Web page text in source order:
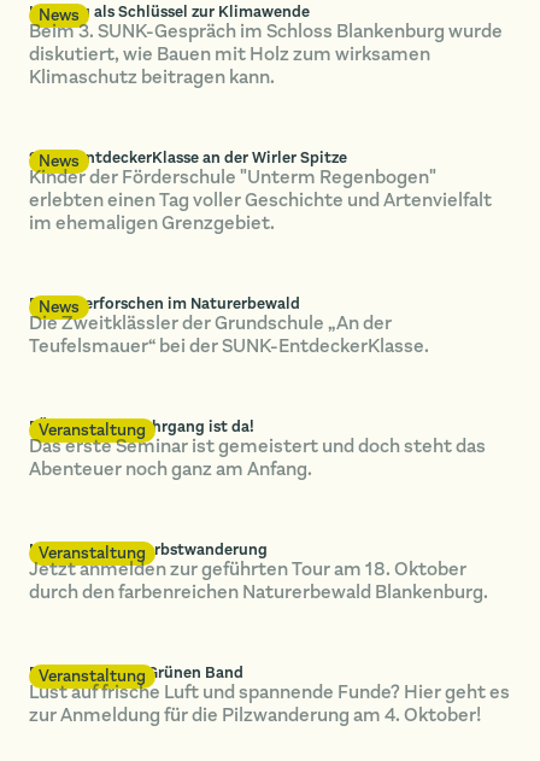
News
Holzbau als Schlüssel zur Klimawende
Beim 3. SUNK-Gespräch im Schloss Blankenburg wurde
diskutiert, wie Bauen mit Holz zum wirksamen
Klimaschutz beitragen kann.
News
SUNK-EntdeckerKlasse an der Wirler Spitze
Kinder der Förderschule "Unterm Regenbogen"
erlebten einen Tag voller Geschichte und Artenvielfalt
im ehemaligen Grenzgebiet.
News
Bienen erforschen im Naturerbewald
Die Zweitklässler der Grundschule „An der
Teufelsmauer“ bei der SUNK-EntdeckerKlasse.
Veranstaltung
FÖJ: Der neue Jahrgang ist da!
Das erste Seminar ist gemeistert und doch steht das
Abenteuer noch ganz am Anfang.
Veranstaltung
Naturerlebnis Herbstwanderung
Jetzt anmelden zur geführten Tour am 18. Oktober
durch den farbenreichen Naturerbewald Blankenburg.
Veranstaltung
Pilze suchen im Grünen Band
Lust auf frische Luft und spannende Funde? Hier geht es
zur Anmeldung für die Pilzwanderung am 4. Oktober!